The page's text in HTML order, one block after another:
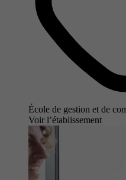
École de gestion et de
Voir l’établissement